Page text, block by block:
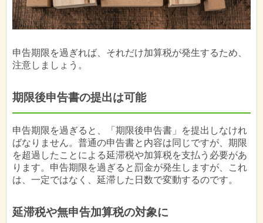
申告期限を過ぎれば、それだけ加算税が発生するため、
注意しましょう。
期限後申告書の提出は可能
申告期限を過ぎると、「期限後申告書」を提出しなけれ
ばなりません。普通の申告書と内容は同じですが、期限
を超過したことによる延滞税や加算税を支払う必要があ
ります。申告期限を過ぎると罰金が発生しますが、これ
は、一定ではなく、延滞した日数で変動するのです。
延滞税や無申告加算税の対象に